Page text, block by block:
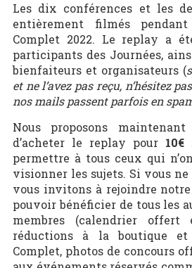
Les dix conférences et les
entièrement filmés
Complet 2022. Le replay a
participants des Journées,
bienfaiteurs et organisateurs (
et ne l’avez pas reçu, n’hésitez
nos mails passent parfois en
Nous proposons maintenant
d’acheter le replay pour 10€
permettre à tous ceux qui
visionner les sujets. Si vous ne
vous invitons à rejoindre
pouvoir bénéficier de tous les
membres (calendrier offert
réductions à la boutique
Complet, photos de concours